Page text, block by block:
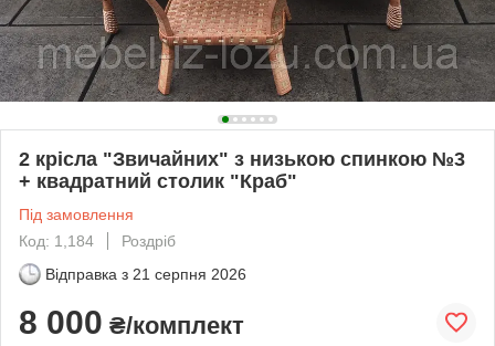
2 крісла "Звичайних" з низькою спинкою №3
+ квадратний столик "Краб"
Під замовлення
Код: 1,184
Роздріб
Відправка з 21 серпня 2026
8 000 ₴/комплект